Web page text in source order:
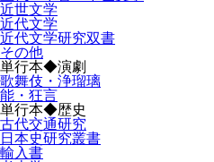
近世文学
近代文学
近代文学研究双書
その他
単行本◆演劇
歌舞伎・浄瑠璃
能・狂言
単行本◆歴史
古代交通研究
日本史研究叢書
輸入書